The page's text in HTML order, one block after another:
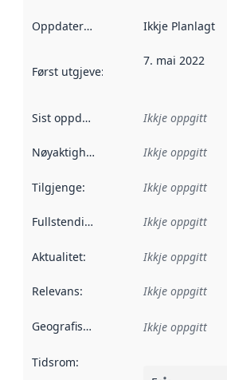
Oppdateringsfrekvens :
Ikkje Planlagt
Først utgjeve:
7. mai 2022
Sist oppdatert Ikkje oppgitt
Nøyaktigheit Ikkje oppgitt
Tilgjenge: Ikkje oppgitt
Fullstendigheit Ikkje oppgitt
Aktualitet: Ikkje oppgitt
Relevans: Ikkje oppgitt
Geografisk område Ikkje oppgitt
Tidsrom: